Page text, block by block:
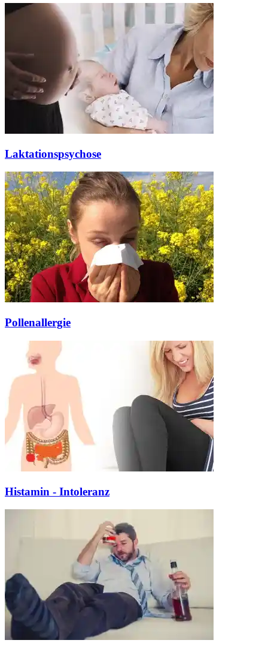
Laktationspsychose
Pollenallergie
Histamin - Intoleranz